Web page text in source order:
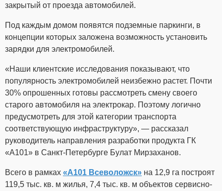
закрытый от проезда автомобилей.
Под каждым домом появятся подземные паркинги, в
концепции которых заложена возможность установить
зарядки для электромобилей.
«Наши клиентские исследования показывают, что
популярность электромобилей неизбежно растет. Почти
30% опрошенных готовы рассмотреть смену своего
старого автомобиля на электрокар. Поэтому логично
предусмотреть для этой категории транспорта
соответствующую инфраструктуру», — рассказал
руководитель направления разработки продукта ГК
«А101» в Санкт-Петербурге Булат Мирзаханов.
Всего в рамках «А101 Всеволожск» на 12,9 га построят
119,5 тыс. кв. м жилья, 7,4 тыс. кв. м объектов сервисно-